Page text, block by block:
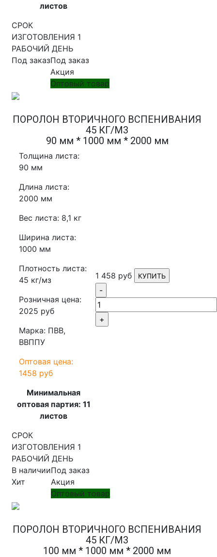
листов
СРОК
ИЗГОТОВЛЕНИЯ 1
РАБОЧИЙ ДЕНЬ
Под заказПод заказ
Акция
Оптовый товар
ПОРОЛОН ВТОРИЧНОГО ВСПЕНИВАНИЯ
45 КГ/М3
90 мм * 1000 мм * 2000 мм
Толщина листа:
90 мм
Длина листа:
2000 мм
Вес листа: 8,1 кг
Ширина листа:
1000 мм
Плотность листа:
45 кг/мз
Розничная цена:
2025 руб
Марка: ПВВ,
ВВППУ
Оптовая цена:
1458 руб
Минимальная
оптовая партия: 11
листов
СРОК
ИЗГОТОВЛЕНИЯ 1
РАБОЧИЙ ДЕНЬ
1 458 руб КУПИТЬ
-
+
В наличии
Хит
Под заказ
Акция
Оптовый товар
ПОРОЛОН ВТОРИЧНОГО ВСПЕНИВАНИЯ
45 КГ/М3
100 мм * 1000 мм * 2000 мм